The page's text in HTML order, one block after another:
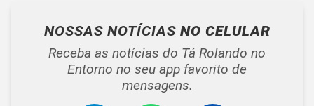
NOSSAS NOTÍCIAS NO CELULAR
Receba as notícias do Tá Rolando no
Entorno no seu app favorito de
mensagens.